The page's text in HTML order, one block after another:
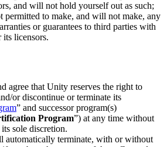
and will not hold yourself out as such;
permitted to make, and will not make, any
or guarantees to third parties with
licensors.
agree that Unity reserves the right to
or discontinue or terminate its
” and successor program(s)
Program”) at any time without
sole discretion.
automatically terminate, with or without